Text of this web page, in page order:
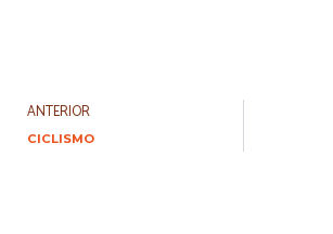
ANTERIOR
CICLISMO